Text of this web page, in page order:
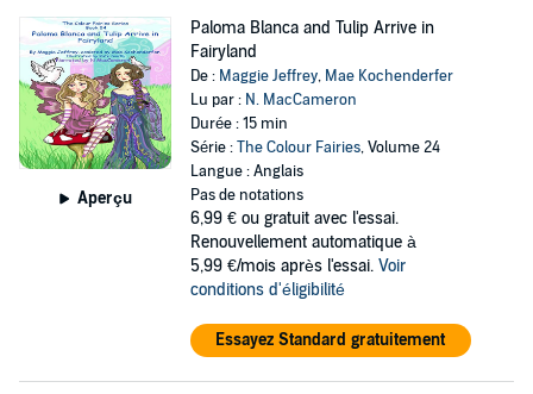
Aperçu
Paloma Blanca and Tulip Arrive in
Fairyland
De : Maggie Jeffrey, Mae Kochenderfer
Lu par : N. MacCameron
Durée : 15 min
Série :The Colour Fairies, Volume 24
Langue : Anglais
Pas de notations
6,99 € ou gratuit avec l'essai.
Renouvellement automatique à
5,99 €/mois après l'essai. Voir
conditions d'éligibilité
Essayez Standard gratuitement